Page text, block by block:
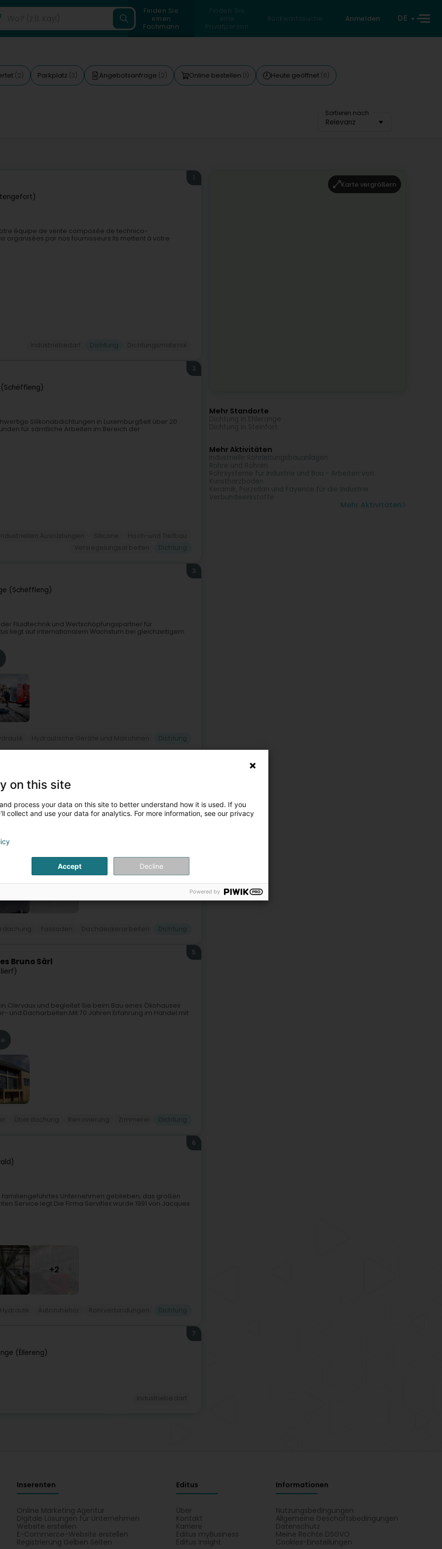
Finden Sie
einen
Fachmann
Finden Sie
eine
Privatperson
Rückwärtssuche Anmelden DE
(2) Parkplatz (3) Angebotsanfrage (2) Online bestellen (1) Heute geöffnet (6)
Sortieren nach
Relevanz
1
équipe de vente composée de technico-
par nos fournisseurs.Ils mettent à votre
2
Silikonabdichtungen in LuxemburgSeit über 20
für sämtliche Arbeiten im Bereich der
(Schëffleng)
3
Fluidtechnik und Wertschöpfungspartner für
liegt auf internationalem Wachstum bei gleichzeitigem
(Koerich)
Sitz in Luxemburg, bietet seine Dienstleistungen für
Fassadenverkleidung und Dachwartung an.Mit
Bruno Sàrl
5
Clervaux und begleitet Sie beim Bau eines Ökohauses
und Dacharbeiten.Mit 70 Jahren Erfahrung im Handel mit
6
Unternehmen geblieben, das großen
Service legt.Die Firma Serviflex wurde 1991 von Jacques
+2
(Éilereng)
7
Karte vergrößern
Mehr Standorte
Mehr Aktivitäten
Mehr Aktivitäten
Inserenten
Online Marketing Agentur
Digitale Lösungen für Unternehmen
Website erstellen
E-Commerce-Website erstellen
Registrierung Gelben Seiten
Editus
Über
Kontakt
Karriere
Editus myBusiness
Editus Insight
Informationen
Nutzungsbedingungen
Allgemeine Geschäftsbedingungen
Datenschutz
Meine Rechte DSGVO
Cookies-Einstellungen
on this site
process your data on this site to better understand how it is used. If you
collect and use your data for analytics. For more information, see our privacy
Accept Decline
Powered by